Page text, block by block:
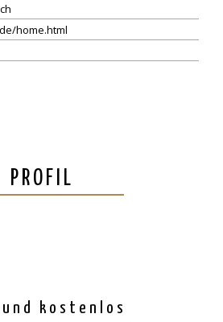
home.html
PROFIL
kostenlos